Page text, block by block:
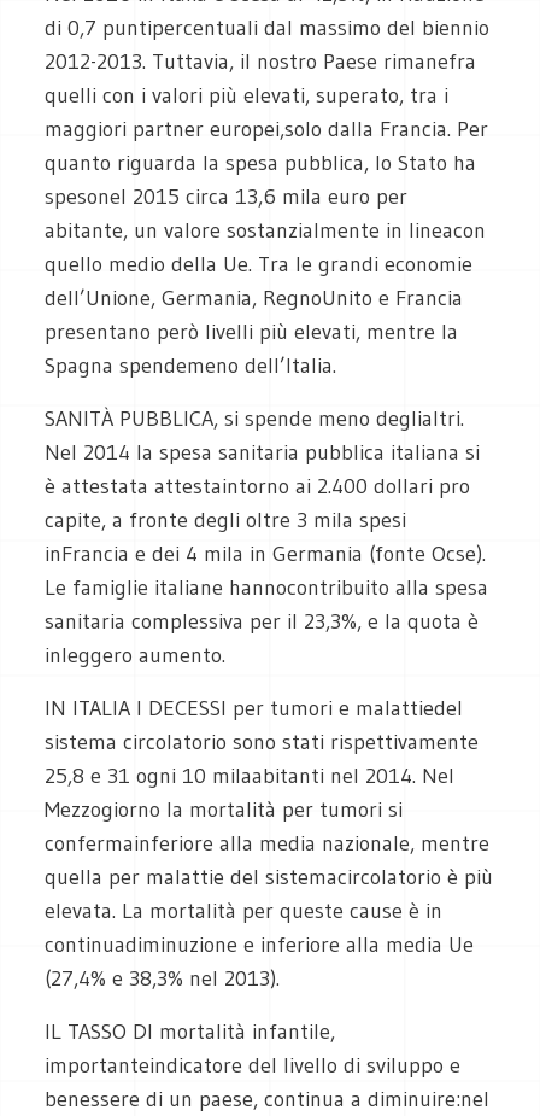
di 0,7 puntipercentuali dal massimo del biennio
2012-2013. Tuttavia, il nostro Paese rimanefra
quelli con i valori più elevati, superato, tra i
maggiori partner europei,solo dalla Francia. Per
quanto riguarda la spesa pubblica, lo Stato ha
spesonel 2015 circa 13,6 mila euro per
abitante, un valore sostanzialmente in lineacon
quello medio della Ue. Tra le grandi economie
dell’Unione, Germania, RegnoUnito e Francia
presentano però livelli più elevati, mentre la
Spagna spendemeno dell’Italia.
SANITÀ PUBBLICA, si spende meno deglialtri.
Nel 2014 la spesa sanitaria pubblica italiana si
è attestata attestaintorno ai 2.400 dollari pro
capite, a fronte degli oltre 3 mila spesi
inFrancia e dei 4 mila in Germania (fonte Ocse).
Le famiglie italiane hannocontribuito alla spesa
sanitaria complessiva per il 23,3%, e la quota è
inleggero aumento.
IN ITALIA I DECESSI per tumori e malattiedel
sistema circolatorio sono stati rispettivamente
25,8 e 31 ogni 10 milaabitanti nel 2014. Nel
Mezzogiorno la mortalità per tumori si
confermainferiore alla media nazionale, mentre
quella per malattie del sistemacircolatorio è più
elevata. La mortalità per queste cause è in
continuadiminuzione e inferiore alla media Ue
(27,4% e 38,3% nel 2013).
IL TASSO DI mortalità infantile,
importanteindicatore del livello di sviluppo e
benessere di un paese, continua a diminuire:nel